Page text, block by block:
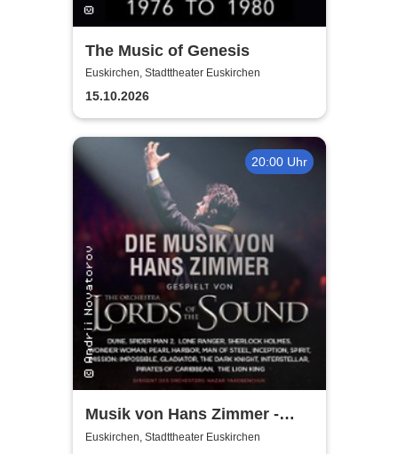
The Music of Genesis
Euskirchen, Stadttheater Euskirchen
15.10.2026
20:00 Uhr
Musik von Hans Zimmer -
gespielt von Lords of the
Euskirchen, Stadttheater Euskirchen